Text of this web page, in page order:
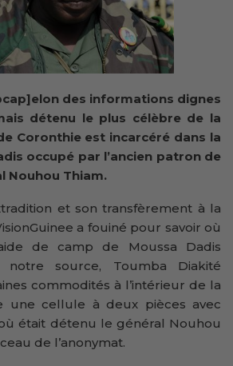
des informations dignes
détenu le plus célèbrede la
Coronthie est incarcéré dans la
occupé par l’ancien patron de
Nouhou Thiam.
et son transfèrement à la
a fouiné pour savoir où
de camp de Moussa Dadis
notre source, Toumba Diakité
commodités à l’intérieur de la
une cellule à deux pièces avec
était détenu le général Nouhou
de l’anonymat.